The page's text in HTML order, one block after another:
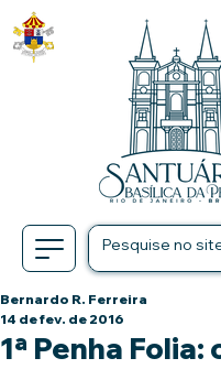
1ª Penha Folia:
Bernardo R. Ferreira
14 de fev. de 2016